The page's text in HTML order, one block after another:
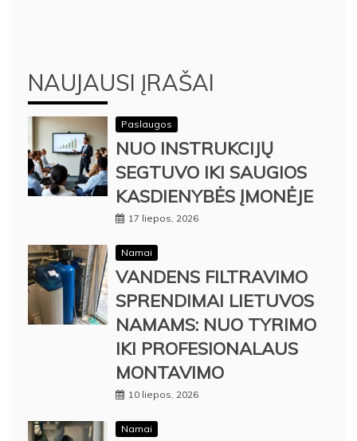
NAUJAUSI ĮRAŠAI
Paslaugos
NUO INSTRUKCIJŲ
SEGTUVO IKI SAUGIOS
KASDIENYBĖS ĮMONĖJE
17 liepos, 2026
Namai
VANDENS FILTRAVIMO
SPRENDIMAI LIETUVOS
NAMAMS: NUO TYRIMO
IKI PROFESIONALAUS
MONTAVIMO
10 liepos, 2026
Namai